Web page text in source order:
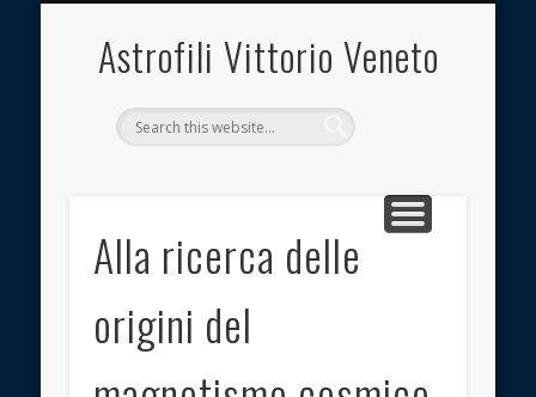
Astrofili Vittorio Veneto
Alla ricerca delle
origini del